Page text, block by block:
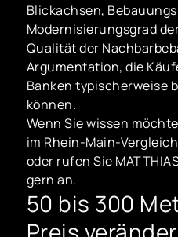
Blickachsen,
Modernisierungsgrad
Qualität der
Argumentation, die
Banken typischerweise
können.
Wenn Sie wissen
im Rhein-Main-
oder rufen Sie MATTHIAS
gern an.
50 bis 300